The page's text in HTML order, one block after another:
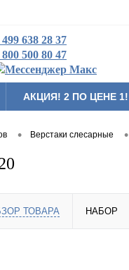
499 638 28 37
800 500 80 47
АКЦИЯ! 2 ПО ЦЕНЕ 1!
Другая продукция
• Верстаки слесарные •
ТОВАРА НАБОР